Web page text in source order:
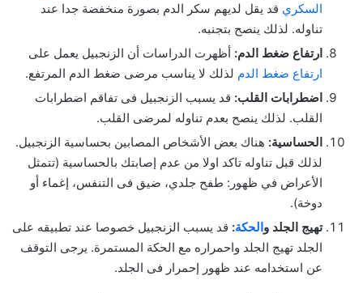
السكري قد يقل لديهم سكر الدم بصورة منخفضة جدا عند
تناوله. لذلك ينصح بتجنبه.
ارتفاع ضغط الدم: أظهرت الدراسات أن الزنجبيل يعمل على
ارتفاع ضغط الدم لذلك لا يناسب مرضى ضغط الدم المرتفع.
اضطرابات القلب: قد يسبب الزنجبيل فى تفاقم اضطرابات
القلب. لذلك ينصح بعدم تناوله لمرضى القلب.
الحساسية: هناك بعض الأشخاص المصابين بحساسية الزنجبيل.
لذلك قبل تناوله تاكد اولا من عدم إصابتك بالحساسية (تتمثل
الأعراض في ظهور: طفح جلدي، ضيق فى التنفس، إغماء أو
دوخة).
تهيج الجلد و الحكة: قد يسبب الزنجبيل خصوصا عند تطبيقه على
الجلد تهيج الجلد واحمراره مع الحكة المستمرة. يرجى التوقف
عن استخدامه عند ظهور إحمرار فى الجلد.